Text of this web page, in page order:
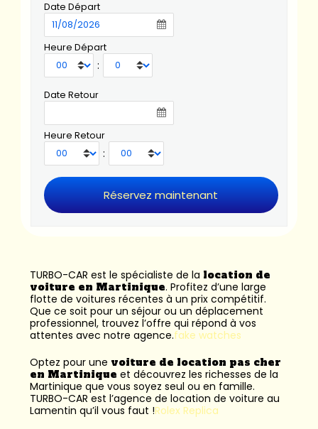
Date Départ
Heure Départ
:
Date Retour
Heure Retour
:
TURBO-CAR est le spécialiste de la location de
voiture en Martinique. Profitez d’une large
flotte de voitures récentes à un prix compétitif.
Que ce soit pour un séjour ou un déplacement
professionnel, trouvez l’offre qui répond à vos
attentes avec notre agence.fake watches
Optez pour une voiture de location pas cher
en Martinique et découvrez les richesses de la
Martinique que vous soyez seul ou en famille.
TURBO-CAR est l’agence de location de voiture au
Lamentin qu’il vous faut !Rolex Replica